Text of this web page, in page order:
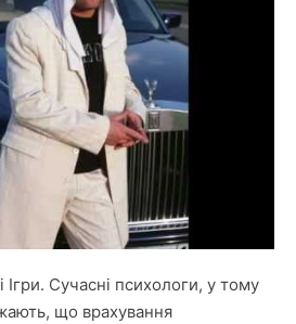
Ігри. Сучасні психологи, у тому
що врахування